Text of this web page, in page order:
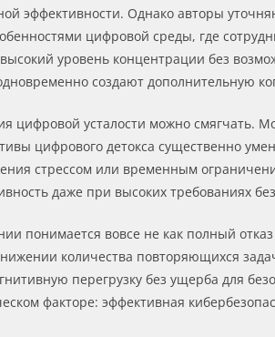
эффективности. Однако авторы
цифровой среды, где
уровень концентрации без
создают дополнительную
цифровой усталости можно смягчать.
цифрового детокса существенно
стрессом или временным
даже при высоких требованиях
понимается вовсе не как полный
количества повторяющихся
перегрузку без ущерба для
факторе: эффективная